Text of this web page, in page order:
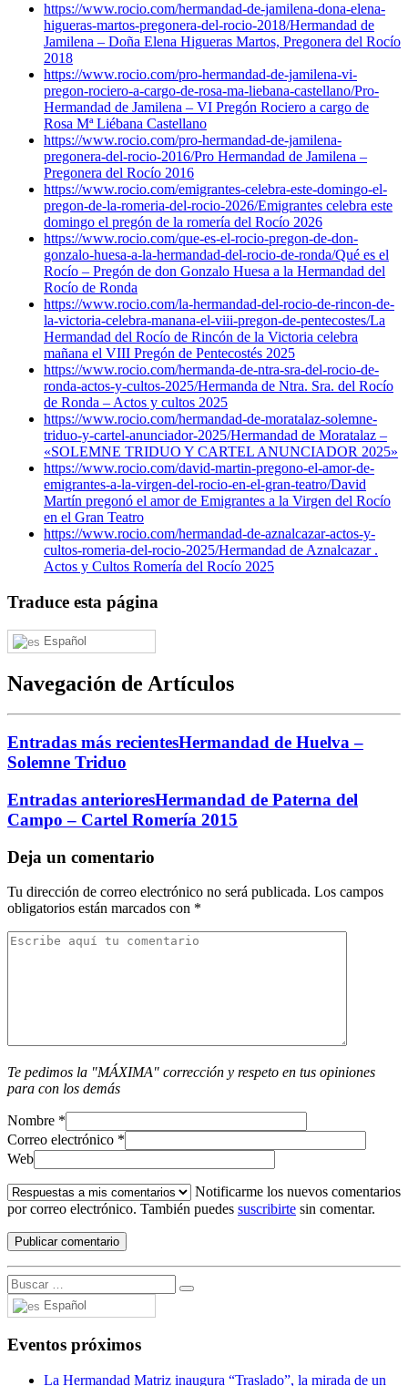
https://www.rocio.com/hermandad-de-jamilena-dona-elena-
higueras-martos-pregonera-del-rocio-2018/Hermandad de
Jamilena – Doña Elena Higueras Martos, Pregonera del Rocío
2018
https://www.rocio.com/pro-hermandad-de-jamilena-vi-
pregon-rociero-a-cargo-de-rosa-ma-liebana-castellano/Pro-
Hermandad de Jamilena – VI Pregón Rociero a cargo de
Rosa Mª Liébana Castellano
https://www.rocio.com/pro-hermandad-de-jamilena-
pregonera-del-rocio-2016/Pro Hermandad de Jamilena –
Pregonera del Rocío 2016
https://www.rocio.com/emigrantes-celebra-este-domingo-el-
pregon-de-la-romeria-del-rocio-2026/Emigrantes celebra este
domingo el pregón de la romería del Rocío 2026
https://www.rocio.com/que-es-el-rocio-pregon-de-don-
gonzalo-huesa-a-la-hermandad-del-rocio-de-ronda/Qué es el
Rocío – Pregón de don Gonzalo Huesa a la Hermandad del
Rocío de Ronda
https://www.rocio.com/la-hermandad-del-rocio-de-rincon-de-
la-victoria-celebra-manana-el-viii-pregon-de-pentecostes/La
Hermandad del Rocío de Rincón de la Victoria celebra
mañana el VIII Pregón de Pentecostés 2025
https://www.rocio.com/hermanda-de-ntra-sra-del-rocio-de-
ronda-actos-y-cultos-2025/Hermanda de Ntra. Sra. del Rocío
de Ronda – Actos y cultos 2025
https://www.rocio.com/hermandad-de-moratalaz-solemne-
triduo-y-cartel-anunciador-2025/Hermandad de Moratalaz –
«SOLEMNE TRIDUO Y CARTEL ANUNCIADOR 2025»
https://www.rocio.com/david-martin-pregono-el-amor-de-
emigrantes-a-la-virgen-del-rocio-en-el-gran-teatro/David
Martín pregonó el amor de Emigrantes a la Virgen del Rocío
en el Gran Teatro
https://www.rocio.com/hermandad-de-aznalcazar-actos-y-
cultos-romeria-del-rocio-2025/Hermandad de Aznalcazar .
Actos y Cultos Romería del Rocío 2025
Traduce esta página
Español
Navegación de Artículos
Entradas más recientesHermandad de Huelva –
Solemne Triduo
Entradas anterioresHermandad de Paterna del
Campo – Cartel Romería 2015
Deja un comentario
Tu dirección de correo electrónico no será publicada. Los campos
obligatorios están marcados con *
Te pedimos la "MÁXIMA" corrección y respeto en tus opiniones
para con los demás
Nombre *
Correo electrónico *
Web
Notificarme los nuevos comentarios
por correo electrónico. También puedes suscribirte sin comentar.
Español
Eventos próximos
La Hermandad Matriz inaugura “Traslado”, la mirada de un